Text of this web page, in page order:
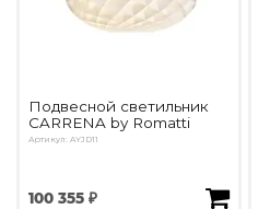
Подвесной светильник
CARRENA by Romatti
Артикул: AYJD11
100 355 ₽